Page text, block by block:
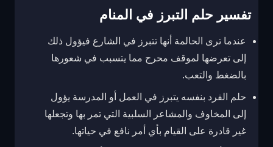
تفسير حلم التبرز في المنام
عندما ترى الحالمة أنها تتبرز في الشارع فيؤول ذلك
إلى تعرضها لموقف محرج مما يتسبب في شعورها
بالضغط والتعب.
حلم الفرد بنفسه يتبرز في العمل أو المدرسة يؤول
إلى المخاوف والمشاعر السلبية التي تمر بها وتجعلها
غير قادرة على القيام بأي أمر نافع في حياتها.